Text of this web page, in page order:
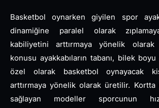
Basketbol oynarken giyilen spor
dinamiğine paralel olarak
kabiliyetini arttırmaya yönelik
konusu ayakkabıların tabanı, bilek boyu
özel olarak basketbol oynayacak
arttırmaya yönelik olarak üretilir.
sağlayan modeller sporcunun